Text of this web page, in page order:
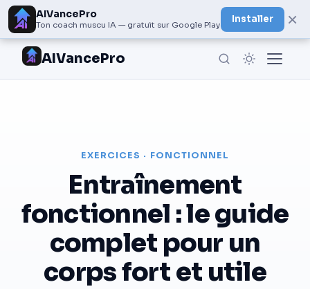
AIVancePro
Ton coach muscu IA — gratuit sur Google Play
Installer ×
AIVancePro
EXERCICES · FONCTIONNEL
Entraînement
fonctionnel : le guide
complet pour un
corps fort et utile